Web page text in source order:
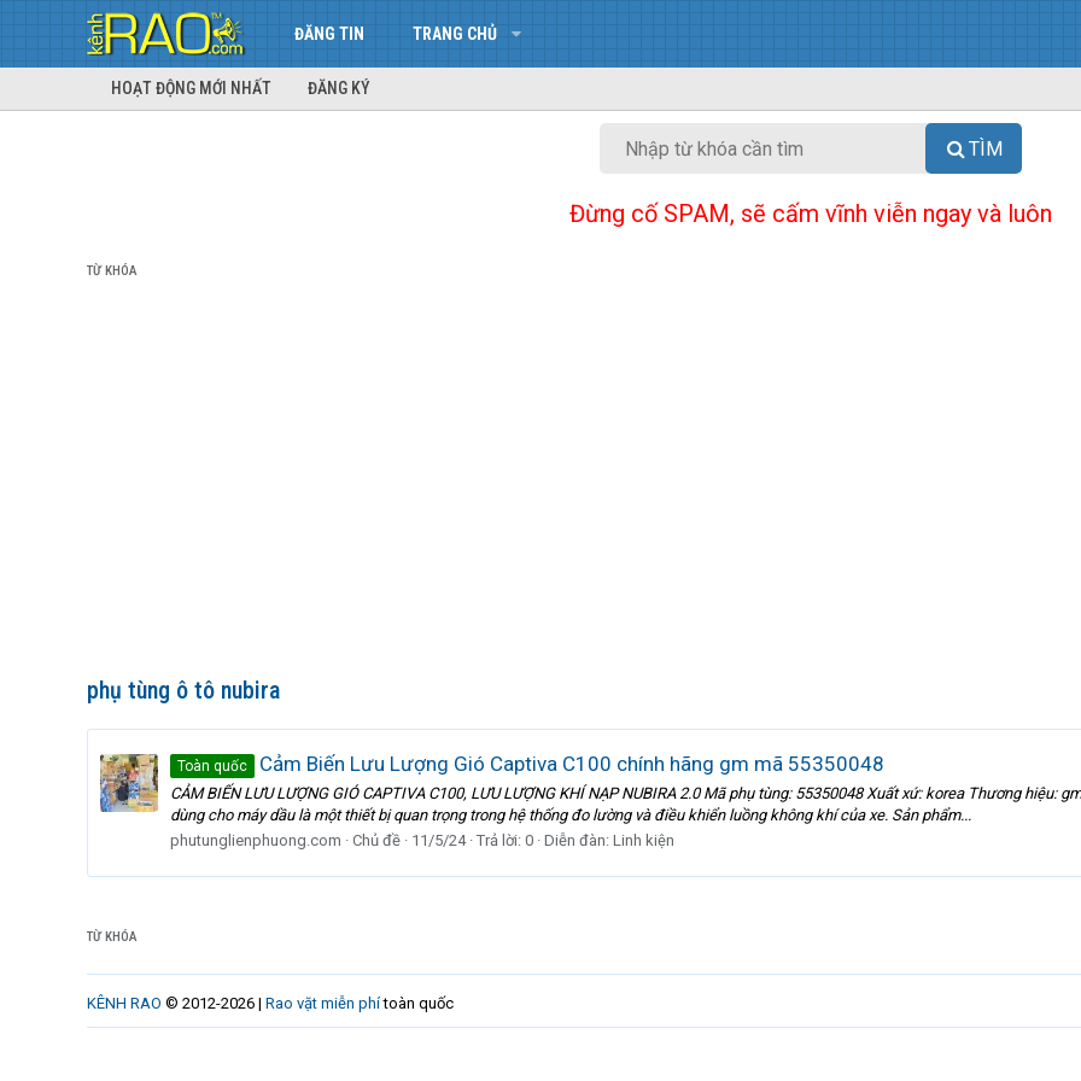
ĐĂNG TIN TRANG CHỦ
HOẠT ĐỘNG MỚI NHẤT ĐĂNG KÝ
TÌM
Đừng cố SPAM, sẽ cấm vĩnh viễn ngay và luôn
TỪ KHÓA
phụ tùng ô tô nubira
Toàn quốc Cảm Biến Lưu Lượng Gió Captiva C100 chính hãng gm mã 55350048
CẢM BIẾN LƯU LƯỢNG GIÓ CAPTIVA C100, LƯU LƯỢNG KHÍ NẠP NUBIRA 2.0 Mã phụ tùng: 55350048 Xuất xứ: korea Thương hiệu:
dùng cho máy dầu là một thiết bị quan trọng trong hệ thống đo lường và điều khiển luồng không khí của xe. Sản phẩm...
phutunglienphuong.com
Chủ đề 11/5/24 Trả lời: 0 Diễn đàn: Linh kiện
TỪ KHÓA
KÊNH RAO © 2012-2026 | Rao vặt miễn phítoàn quốc